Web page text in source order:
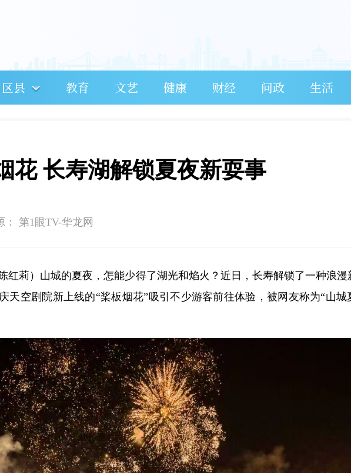
区县 教育 文艺 健康 财经 问政 生活
花 长寿湖解锁夏夜新耍事
： 第1眼TV-华龙网
红莉）山城的夏夜，怎能少得了湖光和焰火？近日，长寿解锁了一种浪漫
空剧院新上线的“桨板烟花”吸引不少游客前往体验，被网友称为“山城